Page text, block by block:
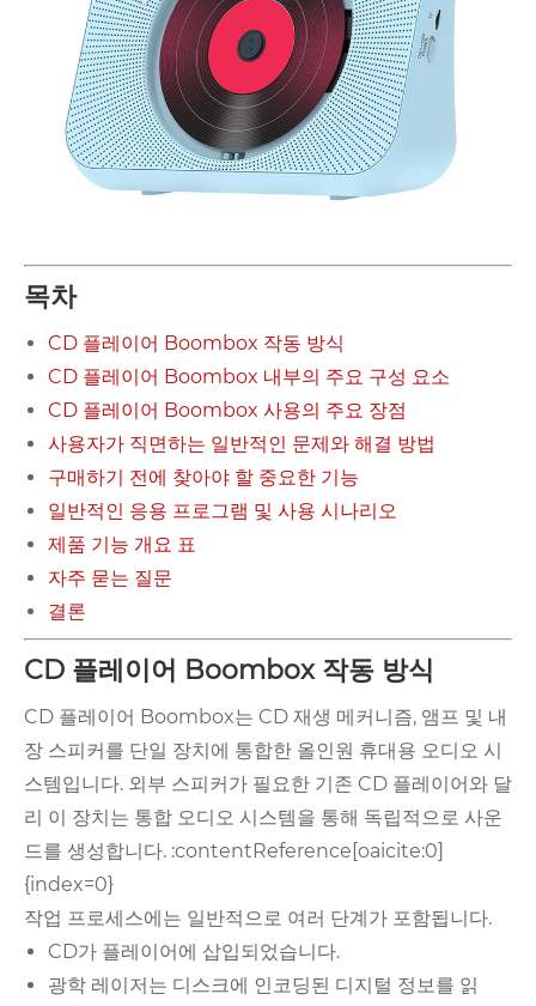
목차
CD 플레이어 Boombox 작동 방식
CD 플레이어 Boombox 내부의 주요 구성 요소
CD 플레이어 Boombox 사용의 주요 장점
사용자가 직면하는 일반적인 문제와 해결 방법
구매하기 전에 찾아야 할 중요한 기능
일반적인 응용 프로그램 및 사용 시나리오
제품 기능 개요 표
자주 묻는 질문
결론
CD 플레이어 Boombox 작동 방식
CD 플레이어 Boombox는 CD 재생 메커니즘, 앰프 및 내
장 스피커를 단일 장치에 통합한 올인원 휴대용 오디오 시
스템입니다. 외부 스피커가 필요한 기존 CD 플레이어와 달
리 이 장치는 통합 오디오 시스템을 통해 독립적으로 사운
드를 생성합니다. :contentReference[oaicite:0]
{index=0}
작업 프로세스에는 일반적으로 여러 단계가 포함됩니다.
CD가 플레이어에 삽입되었습니다.
광학 레이저는 디스크에 인코딩된 디지털 정보를 읽